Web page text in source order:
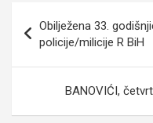
članaka
Obilježena 33.
policije/milicije R BiH
BANOVIĆI,